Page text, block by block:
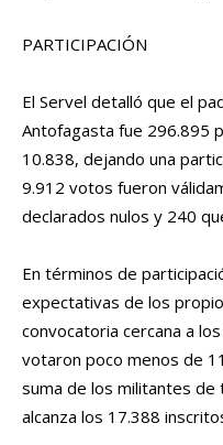
PARTICIPACIÓN
El Servel detalló que el
Antofagasta fue 296.895
10.838, dejando una
9.912 votos fueron
declarados nulos y 240
En términos de
expectativas de los
convocatoria cercana a
votaron poco menos de
suma de los militantes
alcanza los 17.388